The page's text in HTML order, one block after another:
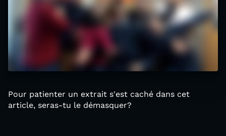
Pour patienter un extrait s'est caché dans cet
article, seras-tu le démasquer?